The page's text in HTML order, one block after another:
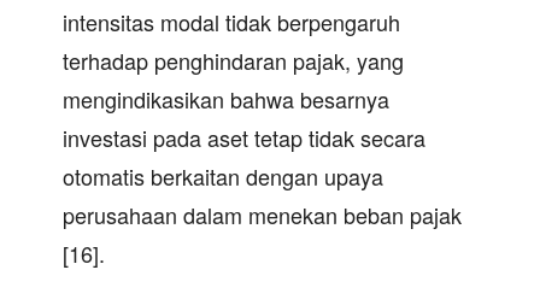
intensitas modal tidak berpengaruh
terhadap penghindaran pajak, yang
mengindikasikan bahwa besarnya
investasi pada aset tetap tidak secara
otomatis berkaitan dengan upaya
perusahaan dalam menekan beban pajak
[16].